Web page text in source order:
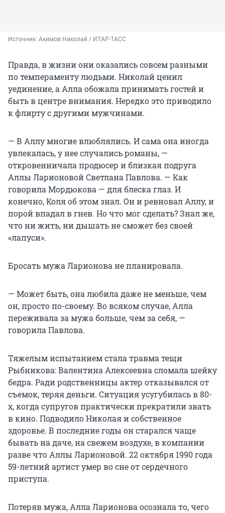
Источник: Акимов Николай / ИТАР-ТАСС
Правда, в жизни они оказались совсем разными
по темпераменту людьми. Николай ценил
уединение, а Алла обожала принимать гостей и
быть в центре внимания. Нередко это приводило
к флирту с другими мужчинами.
— В Аллу многие влюблялись. И сама она иногда
увлекалась, у нее случались романы, —
откровенничала продюсер и близкая подруга
Аллы Ларионовой Светлана Павлова. — Как
говорила Мордюкова — для блеска глаз. И
конечно, Коля об этом знал. Он и ревновал Аллу, и
порой впадал в гнев. Но что мог сделать? Знал же,
что ни жить, ни дышать не сможет без своей
«лапуси».
Бросать мужа Ларионова не планировала.
— Может быть, она любила даже не меньше, чем
он, просто по-своему. Во всяком случае, Алла
переживала за мужа больше, чем за себя, —
говорила Павлова.
Тяжелым испытанием стала травма тещи
Рыбникова: Валентина Алексеевна сломала шейку
бедра. Ради родственницы актер отказывался от
съемок, теряя деньги. Ситуация усугубилась в 80-
х, когда супругов практически прекратили звать
в кино. Подводило Николая и собственное
здоровье. В последние годы он старался чаще
бывать на даче, на свежем воздухе, в компании
разве что Аллы Ларионовой. 22 октября 1990 года
59-летний артист умер во сне от сердечного
приступа.
Потеряв мужа, Алла Ларионова осознала то, чего